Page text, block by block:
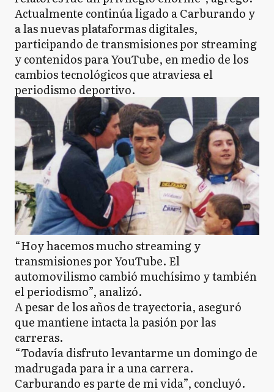
Actualmente continúa ligado a Carburando y
a las nuevas plataformas digitales,
participando de transmisiones por streaming
y contenidos para YouTube, en medio de los
cambios tecnológicos que atraviesa el
periodismo deportivo.
“Hoy hacemos mucho streaming y
transmisiones por YouTube. El
automovilismo cambió muchísimo y también
el periodismo”, analizó.
A pesar de los años de trayectoria, aseguró
que mantiene intacta la pasión por las
carreras.
“Todavía disfruto levantarme un domingo de
madrugada para ir a una carrera.
Carburando es parte de mi vida”, concluyó.